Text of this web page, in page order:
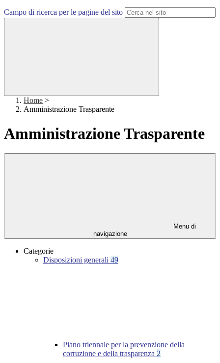
Campo di ricerca per le pagine del sito
Home >
Amministrazione Trasparente
Amministrazione Trasparente
Menu di
navigazione
Categorie
Disposizioni generali 49
Piano triennale per la prevenzione della
corruzione e della trasparenza 2